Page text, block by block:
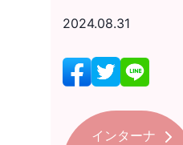
2024.08.31
インターナ